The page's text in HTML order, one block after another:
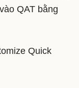
QAT bằng
Quick